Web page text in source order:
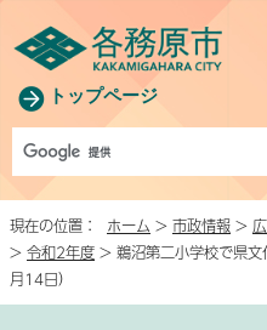
トップページ
現在の位置： ホーム > 市政情報 >
> 令和2年度 > 鵜沼第二小学校で県
月14日）